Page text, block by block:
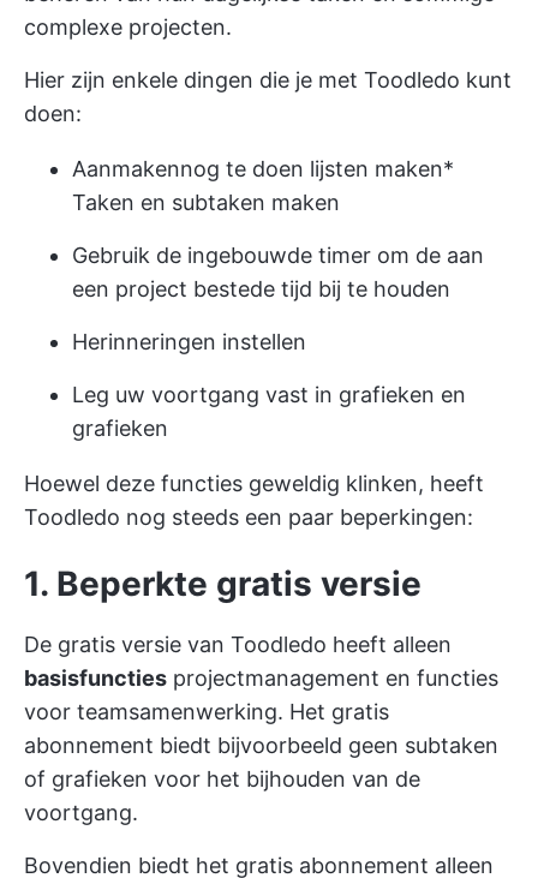
complexe projecten.
Hier zijn enkele dingen die je met Toodledo kunt
doen:
Aanmakennog te doen lijsten maken*
Taken en subtaken maken
Gebruik de ingebouwde timer om de aan
een project bestede tijd bij te houden
Herinneringen instellen
Leg uw voortgang vast in grafieken en
grafieken
Hoewel deze functies geweldig klinken, heeft
Toodledo nog steeds een paar beperkingen:
1. Beperkte gratis versie
De gratis versie van Toodledo heeft alleen
basisfuncties projectmanagement en functies
voor teamsamenwerking. Het gratis
abonnement biedt bijvoorbeeld geen subtaken
of grafieken voor het bijhouden van de
voortgang.
Bovendien biedt het gratis abonnement alleen